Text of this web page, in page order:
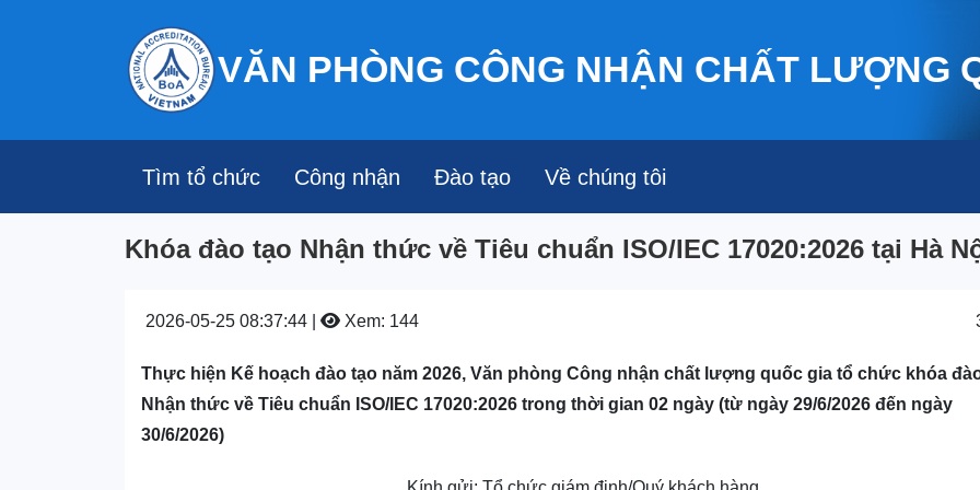
VĂN PHÒNG CÔNG NHẬN CHẤT LƯỢNG
Tìm tổ chức Công nhận Đào tạo Về chúng tôi
Khóa đào tạo Nhận thức về Tiêu chuẩn ISO/IEC 17020:2026 tại Hà
2026-05-25 08:37:44 | Xem: 144
Thực hiện Kế hoạch đào tạo năm 2026, Văn phòng Công nhận chất lượng quốc gia tổ chức khóa
Nhận thức về Tiêu chuẩn ISO/IEC 17020:2026 trong thời gian 02 ngày (từ ngày 29/6/2026 đến ngày
30/6/2026)